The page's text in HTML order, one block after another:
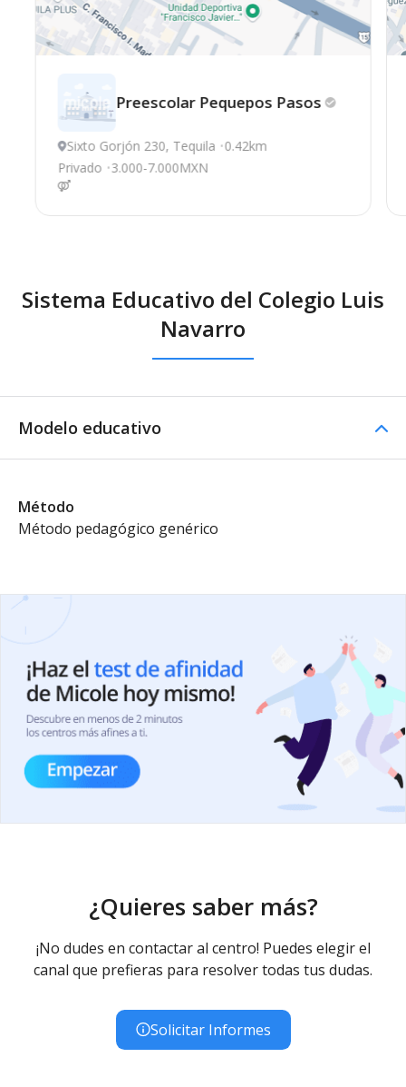
Preescolar Pequeрos Pasos
Sixto Gorjón 230, Tequila 0.42km
Privado 3.000-7.000MXN
Sistema Educativo del Colegio Luis
Navarro
Modelo educativo
Método
Método pedagógico genérico
¿Quieres saber más?
¡No dudes en contactar al centro! Puedes elegir el
canal que prefieras para resolver todas tus dudas.
Solicitar Informes